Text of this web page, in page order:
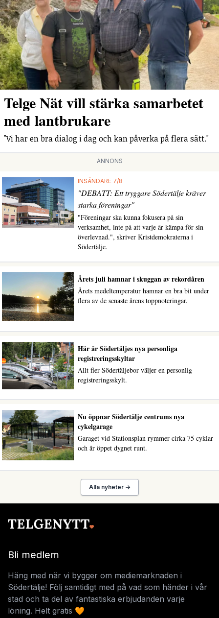
Telge Nät vill stärka samarbetet
med lantbrukare
"Vi har en bra dialog i dag och kan påverka på flera sätt."
ANNONS
INSÄNDARE 7/8
"DEBATT: Ett tryggare Södertälje kräver
starka föreningar"
"Föreningar ska kunna fokusera på sin
verksamhet, inte på att varje år kämpa för sin
överlevnad.", skriver Kristdemokraterna i
Södertälje.
Årets juli hamnar i skuggan av rekordåren
Årets medeltemperatur hamnar en bra bit under
flera av de senaste årens toppnoteringar.
Här är Södertäljes nya personliga
registreringsskyltar
Allt fler Södertäljebor väljer en personlig
registreringsskylt.
Nu öppnar Södertälje centrums nya
cykelgarage
Garaget vid Stationsplan rymmer cirka 75 cyklar
och är öppet dygnet runt.
Alla nyheter →
Bli medlem
Häng med när vi bygger om mediemarknaden i
Södertälje! Följ samtidigt med på vad som händer i vår
stad och ta del av fantastiska erbjudanden varje
löning. Helt gratis 🧡